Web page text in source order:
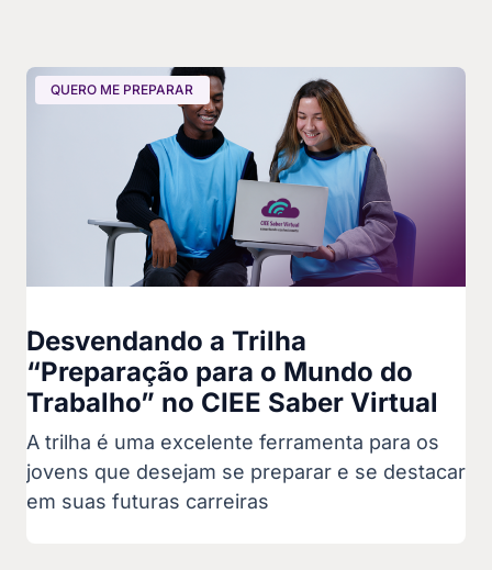
QUERO ME PREPARAR
Desvendando a Trilha
“Preparação para o Mundo do
Trabalho” no CIEE Saber Virtual
A trilha é uma excelente ferramenta para os
jovens que desejam se preparar e se destacar
em suas futuras carreiras